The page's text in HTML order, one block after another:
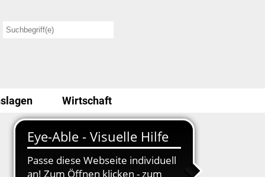
Wirtschaft
Stellenausschreibung